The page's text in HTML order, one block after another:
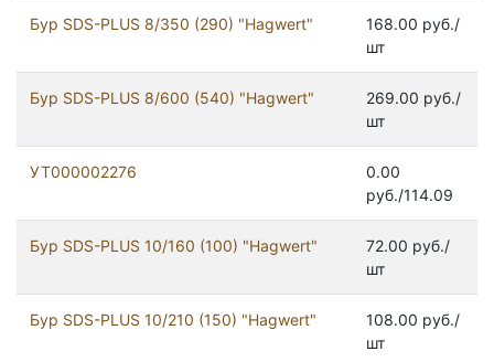
Бур SDS-PLUS 8/350 (290) "Hagwert"
168.00 руб./
шт
Бур SDS-PLUS 8/600 (540) "Hagwert"
269.00 руб./
шт
УТ000002276
0.00
руб./114.09
Бур SDS-PLUS 10/160 (100) "Hagwert"
72.00 руб./
шт
Бур SDS-PLUS 10/210 (150) "Hagwert"
108.00 руб./
шт